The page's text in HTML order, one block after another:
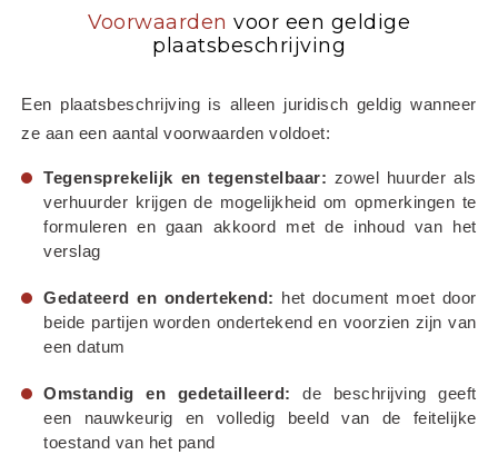
Voorwaarden voor een geldige
plaatsbeschrijving
Een plaatsbeschrijving is alleen juridisch geldig wanneer
ze aan een aantal voorwaarden voldoet:
Tegensprekelijk en tegenstelbaar: zowel huurder als
verhuurder krijgen de mogelijkheid om opmerkingen te
formuleren en gaan akkoord met de inhoud van het
verslag
Gedateerd en ondertekend:
het document moet door
beide partijen worden ondertekend en voorzien zijn van
een datum
Omstandig en gedetailleerd:
de beschrijving geeft
een nauwkeurig en volledig beeld van de feitelijke
toestand van het pand